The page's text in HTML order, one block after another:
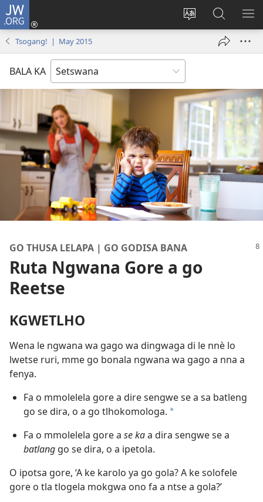
JW.ORG
Fetola
Tsena
e
Senka
JW.ORG/
Tsogang! | May 2015
BALA KA
GO THUSA LELAPA | GO GODISA BANA
Ruta Ngwana Gore a go
Reetse
KGWETLHO
Wena le ngwana wa gago wa dingwaga di le nnè lo
lwetse ruri, mme go bonala ngwana wa gago a nna a
fenya.
Fa o mmolelela gore a dire sengwe se a sa batleng
go se dira, o a go tlhokomologa. *
Fa o mmolelela gore a se kaa dira sengwe se a
batlang go se dira, o a ipetola.
O ipotsa gore, ‘A ke karolo ya go gola? A ke solofele
gore o tla tlogela mokgwa ono fa a ntse a gola?’